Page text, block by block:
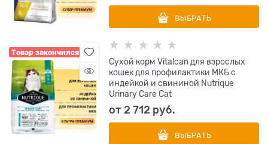
ВЫБРАТЬ
Товар закончился
Сухой корм Vitalcan для взрослых
кошек для профилактики МКБ с
индейкой и свининой Nutrique
Urinary Care Cat
от2 712 руб.
ВЫБРАТЬ